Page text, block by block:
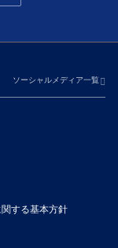
ソーシャルメディア一覧
する基本方針